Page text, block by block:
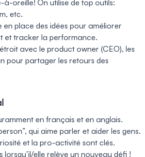
oreille! On utilise de top outils:
etc.
en place des idées pour améliorer
et tracker la performance.
avec le product owner (CEO), les
pour partager les retours des
en français et en anglais.
qui aime parler et aider les gens.
et la pro-activité sont clés.
lorsqu’il/elle relève un nouveau défi !